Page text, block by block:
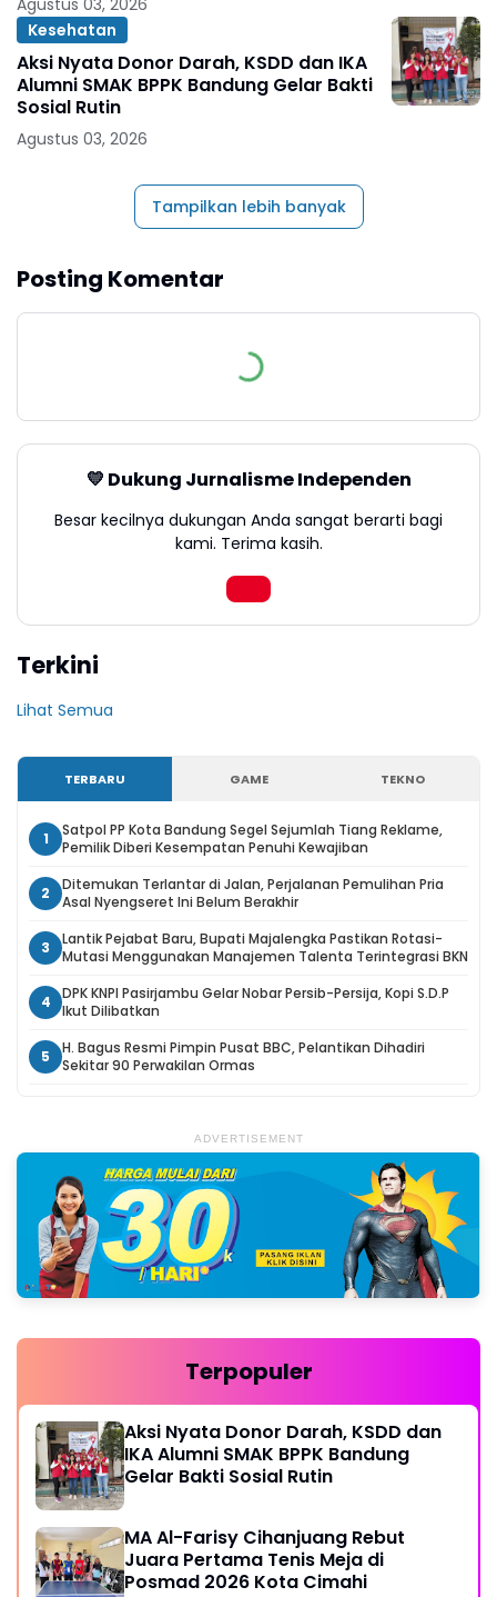
Agustus 03, 2026
Kesehatan
Aksi Nyata Donor Darah, KSDD dan IKA
Alumni SMAK BPPK Bandung Gelar Bakti
Sosial Rutin
Agustus 03, 2026
Tampilkan lebih banyak
Posting Komentar
💛 Dukung Jurnalisme Independen
Besar kecilnya dukungan Anda sangat berarti bagi
kami. Terima kasih.
Terkini
Lihat Semua
TERBARU GAME TEKNO
1
Satpol PP Kota Bandung Segel Sejumlah Tiang Reklame,
Pemilik Diberi Kesempatan Penuhi Kewajiban
2
Ditemukan Terlantar di Jalan, Perjalanan Pemulihan Pria
Asal Nyengseret Ini Belum Berakhir
3
Lantik Pejabat Baru, Bupati Majalengka Pastikan Rotasi-
Mutasi Menggunakan Manajemen Talenta Terintegrasi BKN
4
DPK KNPI Pasirjambu Gelar Nobar Persib-Persija, Kopi S.D.P
Ikut Dilibatkan
5
H. Bagus Resmi Pimpin Pusat BBC, Pelantikan Dihadiri
Sekitar 90 Perwakilan Ormas
ADVERTISEMENT
Terpopuler
Aksi Nyata Donor Darah, KSDD dan
IKA Alumni SMAK BPPK Bandung
Gelar Bakti Sosial Rutin
MA Al-Farisy Cihanjuang Rebut
Juara Pertama Tenis Meja di
Posmad 2026 Kota Cimahi